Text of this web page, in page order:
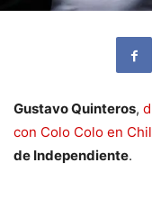
Gustavo Quinteros,
con Colo Colo en
de Independiente.